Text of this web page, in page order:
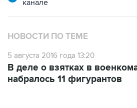
канале
НОВОСТИ ПО ТЕМЕ
5 августа 2016 года 13:20
В деле о взятках в
набралось 11 фигурантов